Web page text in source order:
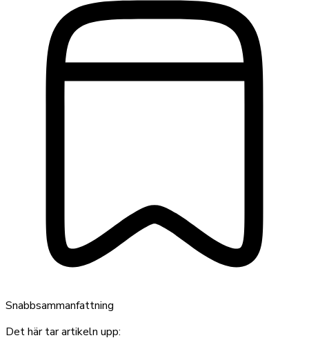
Snabbsammanfattning
Det här tar artikeln upp: